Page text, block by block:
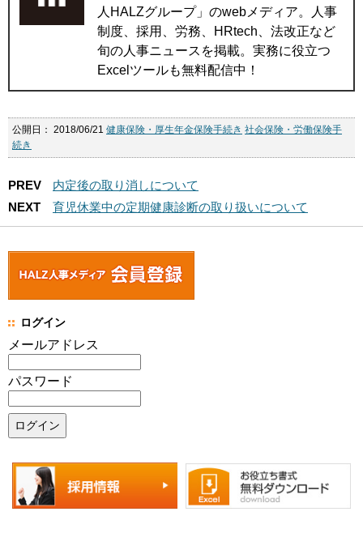
人HALZグループ」のwebメディア。人事
制度、採用、労務、HRtech、法改正など
旬の人事ニュースを掲載。実務に役立つ
Excelツールも無料配信中！
公開日： 2018/06/21 健康保険・厚生年金保険手続き 社会保険・労働保険手
続き
PREV
内定後の取り消しについて
NEXT
育児休業中の定期健康診断の取り扱いについて
ログイン
メールアドレス
パスワード